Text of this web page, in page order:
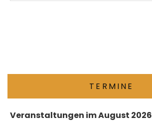
TERMINE
Veranstaltungen im August 2026